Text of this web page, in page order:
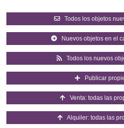
Todos los objetos
Nuevos objetos en el
Todos los nuevos
Publicar
Venta: todas las
Alquiler: todas las